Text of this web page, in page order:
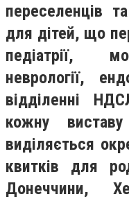
переселенців
для дітей, що
педіатрії,
неврології,
відділенні
кожну
виділяється
квитків для
Донеччини,